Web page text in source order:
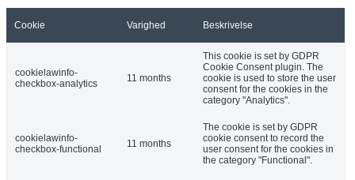
Cookie Varighed Beskrivelse
cookielawinfo-
checkbox-analytics
11 months
This cookie is set by GDPR
Cookie Consent plugin. The
cookie is used to store the user
consent for the cookies in the
category "Analytics".
cookielawinfo-
checkbox-functional
11 months
The cookie is set by GDPR
cookie consent to record the
user consent for the cookies in
the category "Functional".